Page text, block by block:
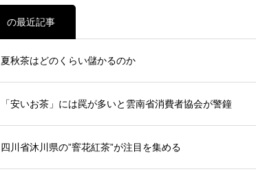
の最近記事
夏秋茶はどのくらい儲かるのか
「安いお茶」には罠が多いと雲南省消費者協会が警鐘
四川省沐川県の”窨花紅茶”が注目を集める